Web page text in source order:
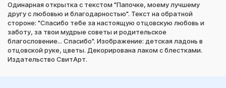
Одинарная открытка с текстом "Папочке, моему лучшему
другу с любовью и благодарностью". Текст на обратной
стороне: "Спасибо тебе за настоящую отцовскую любовь и
заботу, за твои мудрые советы и родительское
благословение... Спасибо". Изображение: детская ладонь в
отцовской руке, цветы. Декорирована лаком с блестками.
Издательство СвитАрт.